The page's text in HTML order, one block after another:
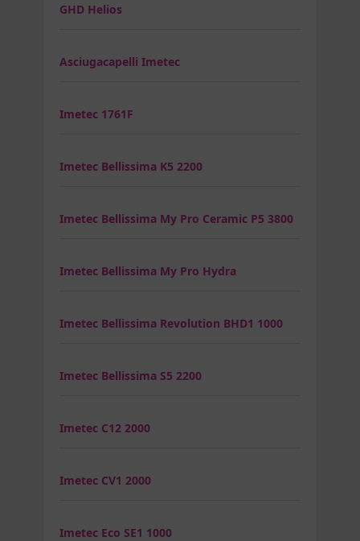
GHD Helios
Asciugacapelli Imetec
Imetec 1761F
Imetec Bellissima K5 2200
Imetec Bellissima My Pro Ceramic P5 3800
Imetec Bellissima My Pro Hydra
Imetec Bellissima Revolution BHD1 1000
Imetec Bellissima S5 2200
Imetec C12 2000
Imetec CV1 2000
Imetec Eco SE1 1000